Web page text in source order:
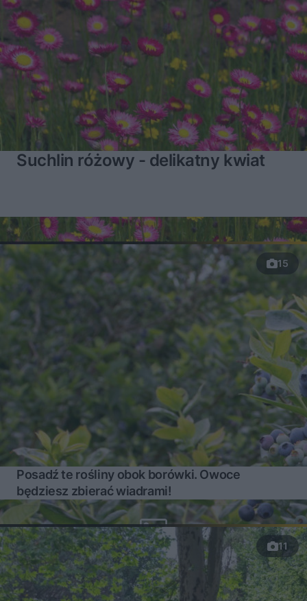
Suchlin różowy - delikatny kwiat
15
Posadź te rośliny obok borówki. Owoce
będziesz zbierać wiadrami!
11